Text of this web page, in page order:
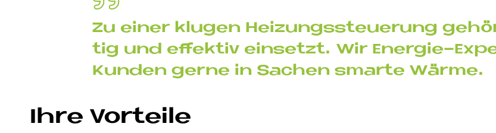
Zu ei­ner klu­gen Hei­zungs­steue­rung
tig und ef­fek­tiv ein­set­zt. Wir En­er­gie-
Kun­den ger­ne in Sa­chen smar­te Wär­me.
Ihre Vor­teile